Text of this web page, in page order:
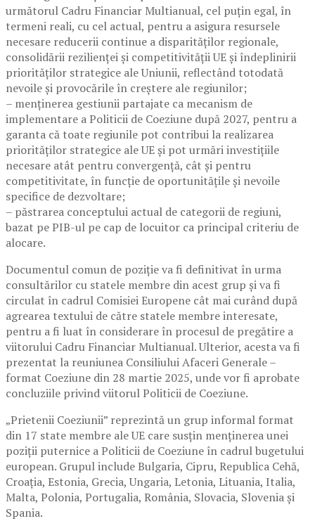
următorul Cadru Financiar Multianual, cel puțin egal, în
termeni reali, cu cel actual, pentru a asigura resursele
necesare reducerii continue a disparităților regionale,
consolidării rezilienței și competitivității UE și îndeplinirii
priorităților strategice ale Uniunii, reflectând totodată
nevoile și provocările în creștere ale regiunilor;
– menținerea gestiunii partajate ca mecanism de
implementare a Politicii de Coeziune după 2027, pentru a
garanta că toate regiunile pot contribui la realizarea
priorităților strategice ale UE și pot urmări investițiile
necesare atât pentru convergență, cât și pentru
competitivitate, în funcție de oportunitățile și nevoile
specifice de dezvoltare;
– păstrarea conceptului actual de categorii de regiuni,
bazat pe PIB-ul pe cap de locuitor ca principal criteriu de
alocare.
Documentul comun de poziție va fi definitivat în urma
consultărilor cu statele membre din acest grup și va fi
circulat în cadrul Comisiei Europene cât mai curând după
agrearea textului de către statele membre interesate,
pentru a fi luat în considerare în procesul de pregătire a
viitorului Cadru Financiar Multianual. Ulterior, acesta va fi
prezentat la reuniunea Consiliului Afaceri Generale –
format Coeziune din 28 martie 2025, unde vor fi aprobate
concluziile privind viitorul Politicii de Coeziune.
„Prietenii Coeziunii” reprezintă un grup informal format
din 17 state membre ale UE care susțin menținerea unei
poziții puternice a Politicii de Coeziune în cadrul bugetului
european. Grupul include Bulgaria, Cipru, Republica Cehă,
Croația, Estonia, Grecia, Ungaria, Letonia, Lituania, Italia,
Malta, Polonia, Portugalia, România, Slovacia, Slovenia și
Spania.